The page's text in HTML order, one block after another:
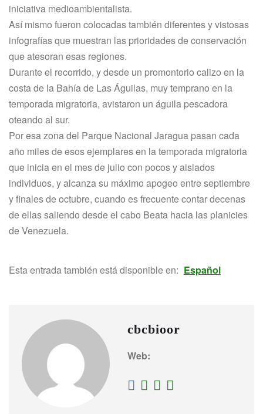
iniciativa medioambientalista.
Así mismo fueron colocadas también diferentes y vistosas
infografías que muestran las prioridades de conservación
que atesoran esas regiones.
Durante el recorrido, y desde un promontorio calizo en la
costa de la Bahía de Las Águilas, muy temprano en la
temporada migratoria, avistaron un águila pescadora
oteando al sur.
Por esa zona del Parque Nacional Jaragua pasan cada
año miles de esos ejemplares en la temporada migratoria
que inicia en el mes de julio con pocos y aislados
individuos, y alcanza su máximo apogeo entre septiembre
y finales de octubre, cuando es frecuente contar decenas
de ellas saliendo desde el cabo Beata hacia las planicies
de Venezuela.
Esta entrada también está disponible en: Español
cbcbioor
Web: